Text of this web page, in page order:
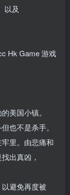
以及
美国小镇。
也不是杀手。
里。由悲痛和
出真凶，
避免再度被